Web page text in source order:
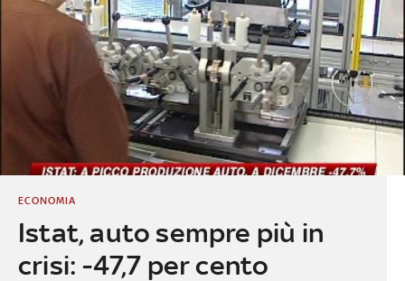
Istat, auto sempre più in
crisi: -47,7 per cento
ECONOMIA